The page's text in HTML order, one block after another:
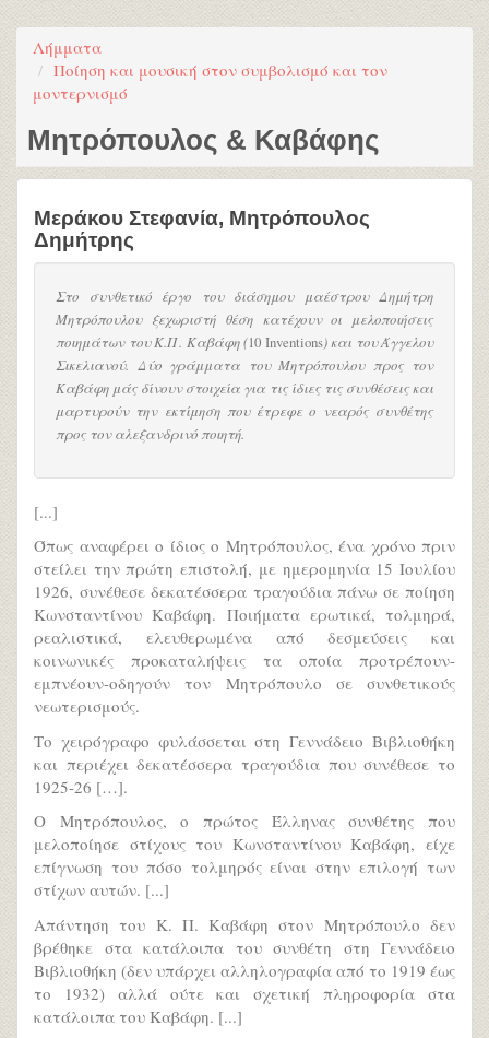
Λήμματα
Ποίηση και μουσική στον συμβολισμό και τον
μοντερνισμό
Μητρόπουλος & Καβάφης
Μεράκου Στεφανία, Μητρόπουλος
Δημήτρης
Στο συνθετικό έργο του διάσημου μαέστρου Δημήτρη
Μητρόπουλου ξεχωριστή θέση κατέχουν οι μελοποιήσεις
ποιημάτων του Κ.Π. Καβάφη (10 Inventions) και του Άγγελου
Σικελιανού. Δύο γράμματα του Μητρόπουλου προς τον
Καβάφη μάς δίνουν στοιχεία για τις ίδιες τις συνθέσεις και
μαρτυρούν την εκτίμηση που έτρεφε ο νεαρός συνθέτης
προς τον αλεξανδρινό ποιητή.
[...]
Όπως αναφέρει ο ίδιος ο Μητρόπουλος, ένα χρόνο πριν
στείλει την πρώτη επιστολή, με ημερομηνία 15 Ιουλίου
1926, συνέθεσε δεκατέσσερα τραγούδια πάνω σε ποίηση
Κωνσταντίνου Καβάφη. Ποιήματα ερωτικά, τολμηρά,
ρεαλιστικά, ελευθερωμένα από δεσμεύσεις και
κοινωνικές προκαταλήψεις τα οποία προτρέπουν-
εμπνέουν-οδηγούν τον Μητρόπουλο σε συνθετικούς
νεωτερισμούς.
Το χειρόγραφο φυλάσσεται στη Γεννάδειο Βιβλιοθήκη
και περιέχει δεκατέσσερα τραγούδια που συνέθεσε το
1925-26 […].
Ο Μητρόπουλος, ο πρώτος Έλληνας συνθέτης που
μελοποίησε στίχους του Κωνσταντίνου Καβάφη, είχε
επίγνωση του πόσο τολμηρός είναι στην επιλογή των
στίχων αυτών. [...]
Απάντηση του K. Π. Καβάφη στον Μητρόπουλο δεν
βρέθηκε στα κατάλοιπα του συνθέτη στη Γεννάδειο
Βιβλιοθήκη (δεν υπάρχει αλληλογραφία από το 1919 έως
το 1932) αλλά ούτε και σχετική πληροφορία στα
κατάλοιπα του Καβάφη. [...]